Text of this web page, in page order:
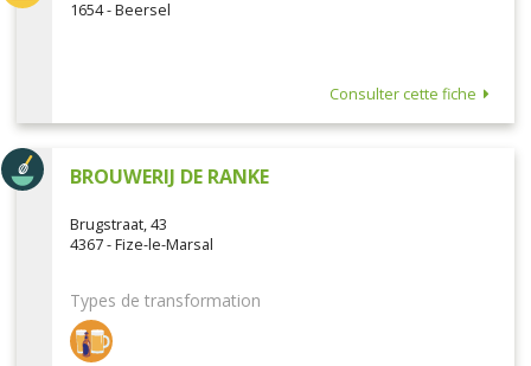
1654 - Beersel
Consulter cette fiche
BROUWERIJ DE RANKE
Brugstraat, 43
4367 - Fize-le-Marsal
Types de transformation